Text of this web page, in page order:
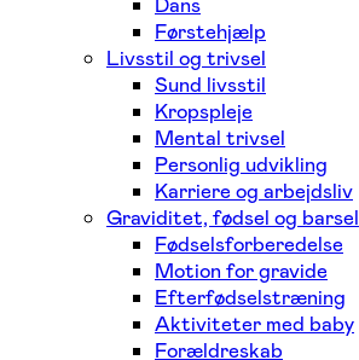
Førstehjælp
Livsstil og trivsel
Sund livsstil
Kropspleje
Mental trivsel
Personlig udvikling
Karriere og arbejdsliv
Graviditet, fødsel og barsel
Fødselsforberedelse
Motion for gravide
Efterfødselstræning
Aktiviteter med baby
Forældreskab